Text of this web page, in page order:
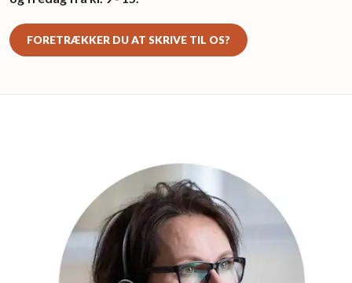
FORETRÆKKER DU AT SKRIVE TIL OS?